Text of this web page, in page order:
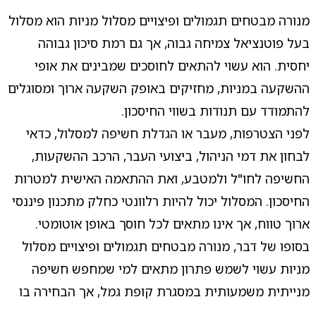
מנורה מבטחים תגמולים ופיצויים מסלול מניות הוא מסלול
בעל פוטנציאל צמיחה גבוה, אך גם רמת סיכון גבוהה
יחסית. הוא עשוי להתאים לחוסכים שמבינים את אופי
ההשקעה במניות, מחזיקים באופק השקעה ארוך ומסוגלים
להתמודד עם תנודות בשווי החיסכון.
לפני הצטרפות, מעבר או הגדלת חשיפה למסלול, כדאי
לבחון את דמי הניהול, ביצועי העבר, הרכב ההשקעות,
החשיפה לחו"ל ולמטבע, ואת ההתאמה האישית למטרות
החיסכון. המסלול יכול להיות רלוונטי כחלק מתכנון פיננסי
ארוך טווח, אך אינו מתאים לכל חוסך באופן אוטומטי.
בסופו של דבר, מנורה מבטחים תגמולים ופיצויים מסלול
מניות עשוי לשמש פתרון מתאים למי שמחפש חשיפה
מנייתית משמעותית במסגרת קופת גמל, אך הבחירה בו